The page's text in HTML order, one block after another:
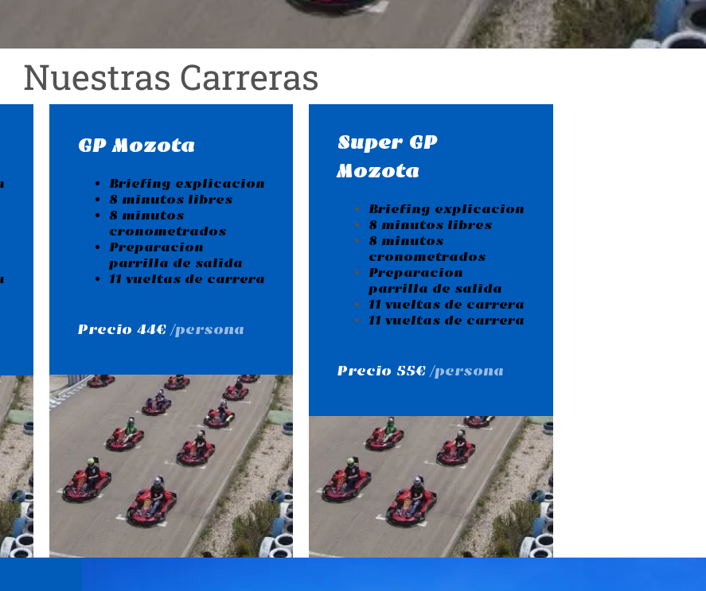
Nuestras Carreras
GP Mozota
Briefing explicacion
8 minutos libres
8 minutos
cronometrados
Preparacion
parrilla de salida
11 vueltas de carrera
Precio 44€ /persona
Super GP
Mozota
Briefing explicacion
8 minutos libres
8 minutos
cronometrados
Preparacion
parrilla de salida
11 vueltas de carrera
11 vueltas de carrera
Precio 55€/persona